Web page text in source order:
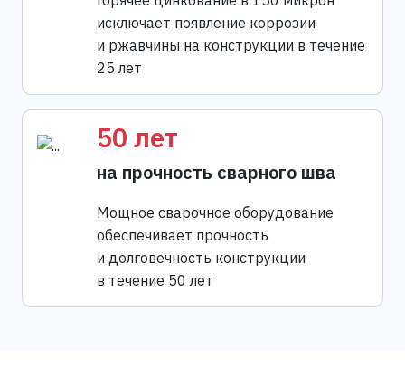
исключает появление коррозии
и ржавчины на конструкции в течение
25 лет
50 лет
на прочность сварного шва
Мощное сварочное оборудование
обеспечивает прочность
и долговечность конструкции
в течение 50 лет